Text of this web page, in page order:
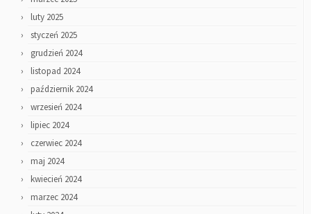
luty 2025
styczeń 2025
grudzień 2024
listopad 2024
październik 2024
wrzesień 2024
lipiec 2024
czerwiec 2024
maj 2024
kwiecień 2024
marzec 2024